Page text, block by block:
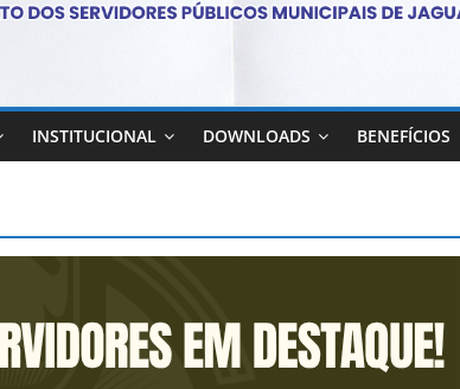
INSTITUCIONAL DOWNLOADS BENEFÍCIOS